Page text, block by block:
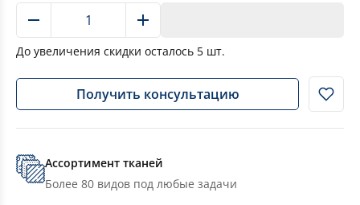
До увеличения скидки осталось 5 шт.
Получить консультацию
Ассортимент тканей
Более 80 видов под любые задачи